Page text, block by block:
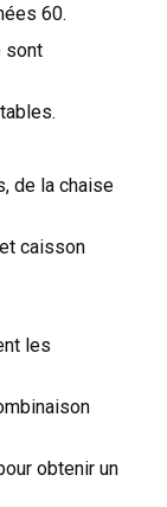
60.
sont
de la chaise
caisson
les
obtenir un